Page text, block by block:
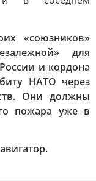
«союзников»
для
и кордона
НАТО через
Они должны
пожара уже в